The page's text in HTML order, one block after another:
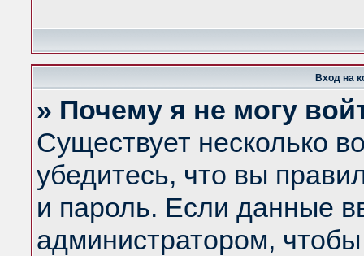
Вход на
» Почему я не могу
Существует несколько
убедитесь, что вы
и пароль. Если данные
администратором,